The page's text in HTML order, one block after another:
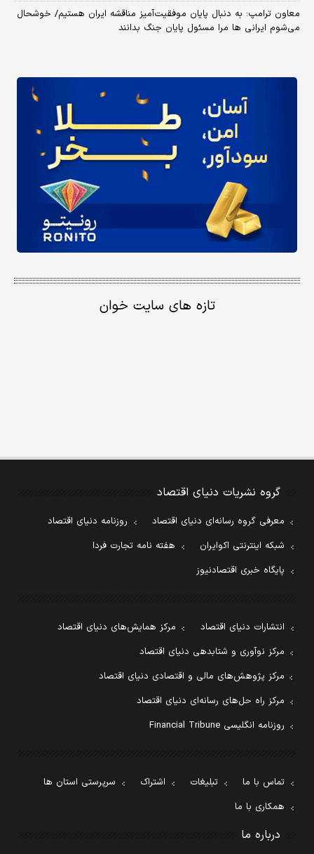
معاون ترامپ: به دنبال پایان موفقیت‌آمیز مناقشه ایران هستیم/ خوشحال
می‌شوم ایرانی ها مرا مسئول پایان جنگ بدانند
تازه های سایت خوان
گروه نشریات دنیای اقتصاد
معرفی گروه رسانه‌ای دنیای اقتصاد
روزنامه دنیای اقتصاد
شبکه اینترنتی اکوایران
هفته نامه تجارت فردا
پایگاه خبری اقتصادنیوز
انتشارات دنیای اقتصاد
مرکز همایش‌های دنیای اقتصاد
مرکز نوآوری و شتابدهی دنیای اقتصاد
مرکز پژوهش‌های مالی و اقتصادی دنیای اقتصاد
مرکز راه حل‌های رسانه‌ای دنیای اقتصاد
روزنامه انگلیسی Financial Tribune
تماس با ما تبلیغات اشتراک
سرپرستی استان ها
همکاری با ما
درباره ما